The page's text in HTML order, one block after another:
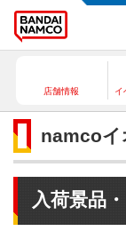
店舗情報 イ
namcoイ
入荷景品